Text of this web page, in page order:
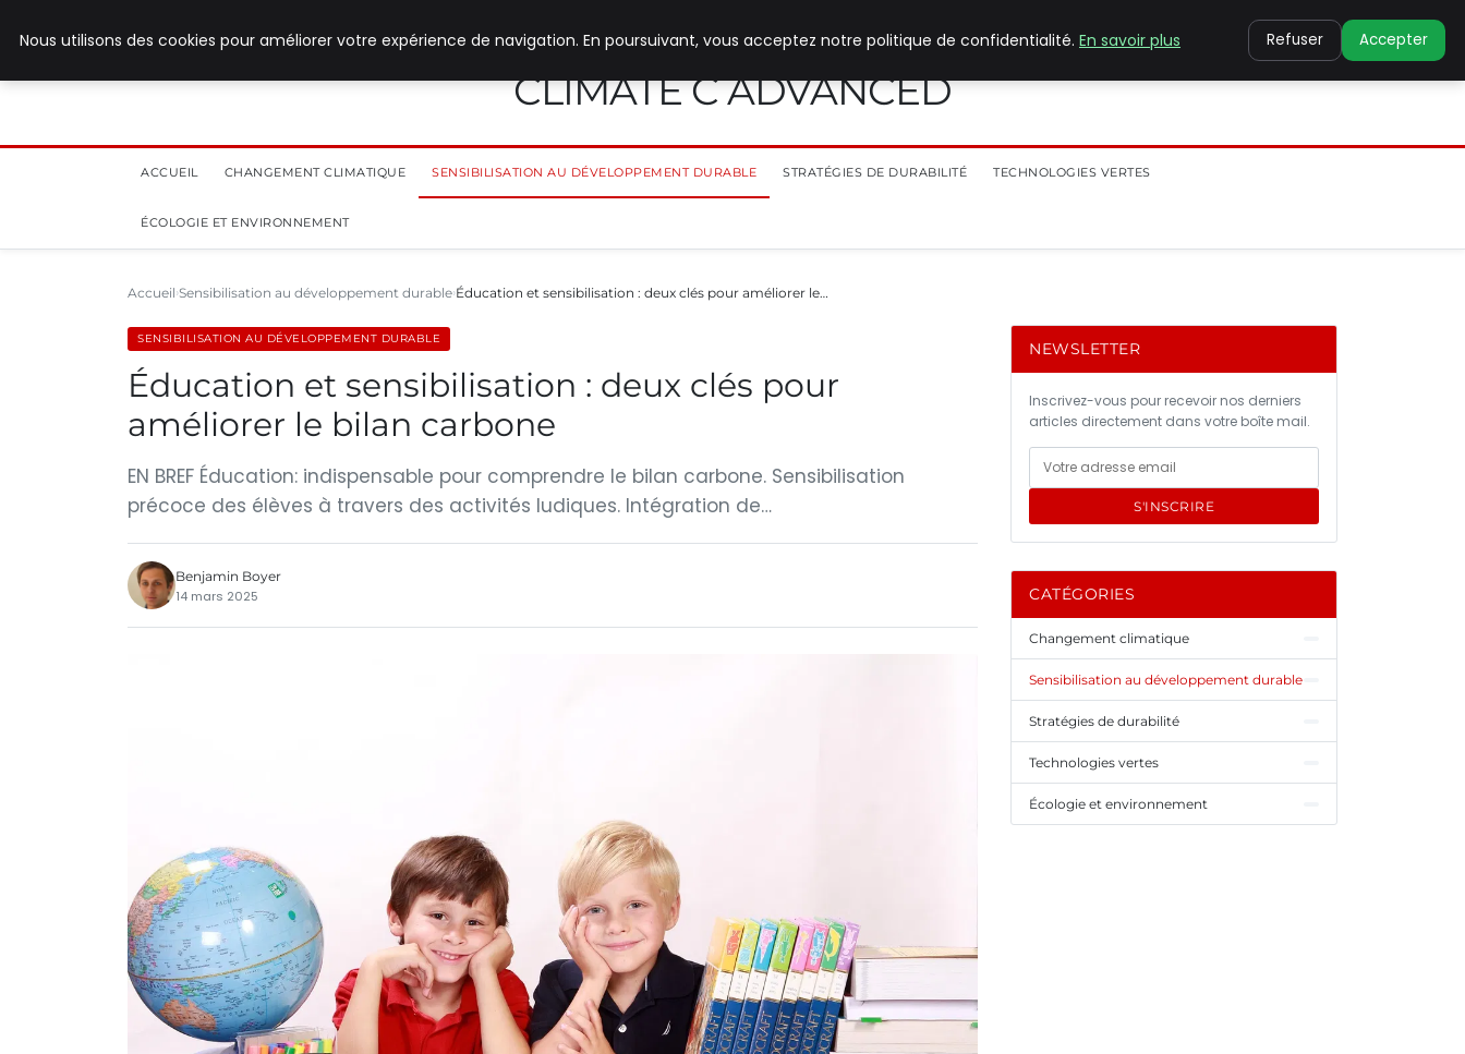
CLIMATE C ADVANCED
ACCUEIL CHANGEMENT CLIMATIQUE SENSIBILISATION AU DÉVELOPPEMENT DURABLE STRATÉGIES DE DURABILITÉ TECHNOLOGIES VERTES
ÉCOLOGIE ET ENVIRONNEMENT
Accueil Sensibilisation au développement durable Éducation et sensibilisation : deux clés pour améliorer le…
SENSIBILISATION AU DÉVELOPPEMENT DURABLE
Éducation et sensibilisation : deux clés pour
améliorer le bilan carbone
EN BREF Éducation: indispensable pour comprendre le bilan carbone. Sensibilisation
précoce des élèves à travers des activités ludiques. Intégration de…
Benjamin Boyer
14 mars 2025
NEWSLETTER
Inscrivez-vous pour recevoir nos derniers
articles directement dans votre boîte mail.
S'INSCRIRE
CATÉGORIES
Changement climatique
Sensibilisation au développement durable
Stratégies de durabilité
Technologies vertes
Écologie et environnement
Nous utilisons des cookies pour améliorer votre expérience de navigation. En poursuivant, vous acceptez notre politique de confidentialité. En savoir plus Refuser Accepter